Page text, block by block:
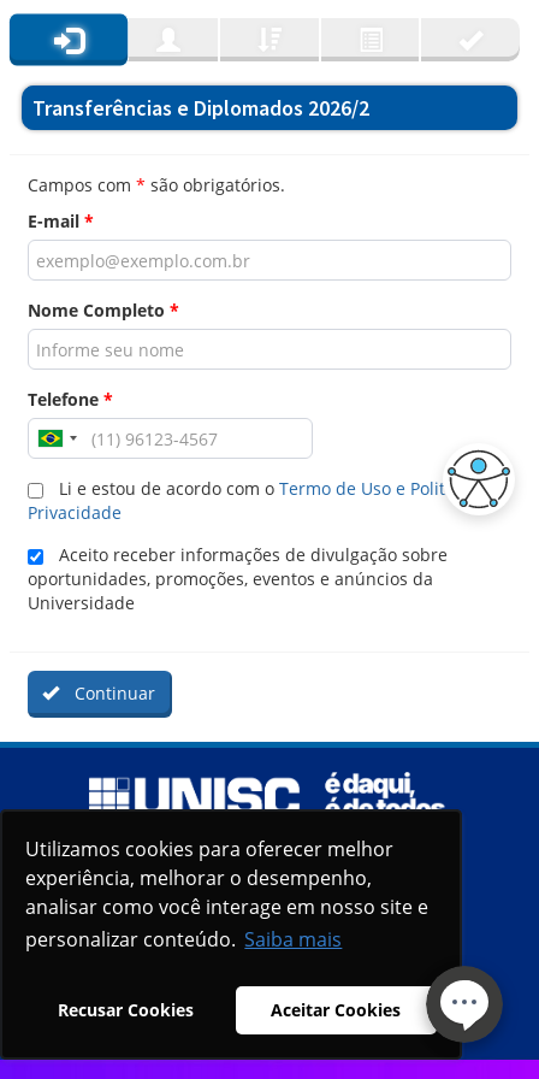
Utilizamos cookies para oferecer melhor
experiência, melhorar o desempenho,
analisar como você interage em nosso site e
personalizar conteúdo. Saiba mais
Recusar Cookies Aceitar Cookies
Utilizamos cookies para oferecer melhor
experiência, melhorar o desempenho,
analisar como você interage em nosso site e
personalizar conteúdo. Saiba mais
Recusar Cookies Aceitar Cookies
Transferências e Diplomados 2026/2
Campos com * são obrigatórios.
E-mail *
Nome Completo *
Telefone *
Li e estou de acordo com o Termo de Uso e Politica de
Privacidade
Aceito receber informações de divulgação sobre
oportunidades, promoções, eventos e anúncios da
Universidade
Continuar